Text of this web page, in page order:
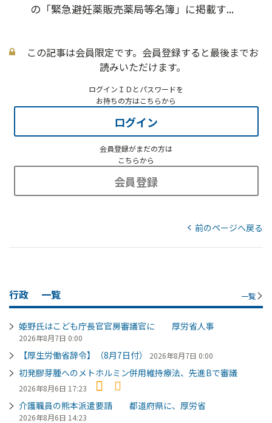
の「緊急避妊薬販売薬局等名簿」に掲載す...
この記事は会員限定です。会員登録すると最後までお
読みいただけます。
ログインＩＤとパスワードを
お持ちの方はこちらから
ログイン
会員登録がまだの方は
こちらから
会員登録
前のページへ戻る
行政 一覧 一覧
姫野氏はこども庁長官官房審議官に 厚労省人事
2026年8月7日 0:00
【厚生労働省辞令】（8月7日付） 2026年8月7日 0:00
初発膠芽腫へのメトホルミン併用維持療法、先進Bで審議
2026年8月6日 17:23
介護職員の熊本派遣要請 都道府県に、厚労省
2026年8月6日 14:23